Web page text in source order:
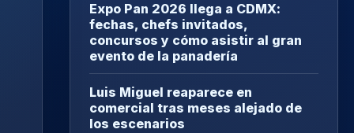
Expo Pan 2026 llega a CDMX:
fechas, chefs invitados,
concursos y cómo asistir al gran
evento de la panadería
Luis Miguel reaparece en
comercial tras meses alejado de
los escenarios